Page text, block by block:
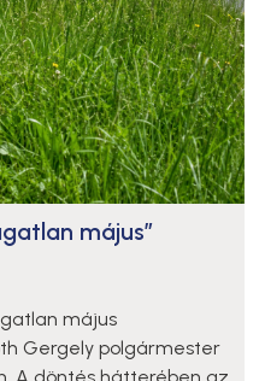
május”
május
Gergely polgármester